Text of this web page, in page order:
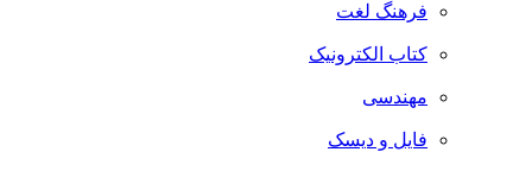
فرهنگ لغت
کتاب الکترونیک
مهندسی
فایل و دیسک